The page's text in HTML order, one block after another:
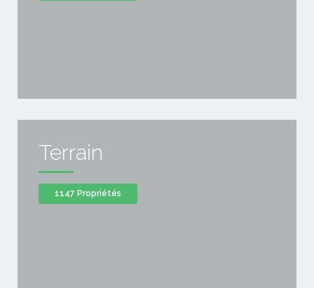
Terrain
1147 Propriétés